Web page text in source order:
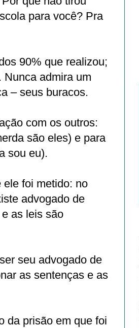
para você? Pra
90% que realizou;
Nunca admira um
– seus buracos.
com os outros:
são eles) e para
sou eu).
foi metido: no
advogado de
as leis são
seu advogado de
as sentenças e as
da prisão em que foi